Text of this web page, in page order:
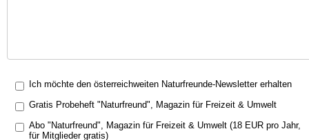
Ich möchte den österreichweiten Naturfreunde-Newsletter erhalten
Gratis Probeheft "Naturfreund", Magazin für Freizeit & Umwelt
Abo "Naturfreund", Magazin für Freizeit & Umwelt (18 EUR pro Jahr,
für Mitglieder gratis)